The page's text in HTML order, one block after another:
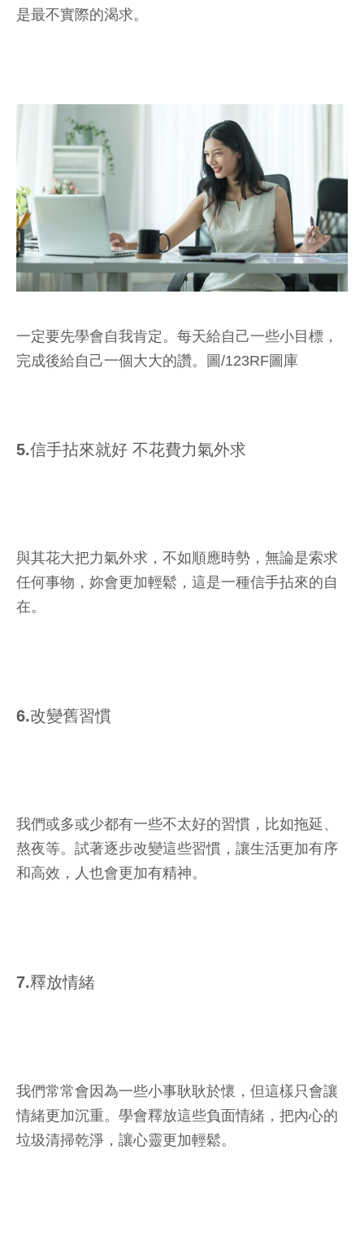
是最不實際的渴求。
一定要先學會自我肯定。每天給自己一些小目標，
完成後給自己一個大大的讚。圖/123RF圖庫
5.信手拈來就好 不花費力氣外求
與其花大把力氣外求，不如順應時勢，無論是索求
任何事物，妳會更加輕鬆，這是一種信手拈來的自
在。
6.改變舊習慣
我們或多或少都有一些不太好的習慣，比如拖延、
熬夜等。試著逐步改變這些習慣，讓生活更加有序
和高效，人也會更加有精神。
7.釋放情緒
我們常常會因為一些小事耿耿於懷，但這樣只會讓
情緒更加沉重。學會釋放這些負面情緒，把內心的
垃圾清掃乾淨，讓心靈更加輕鬆。